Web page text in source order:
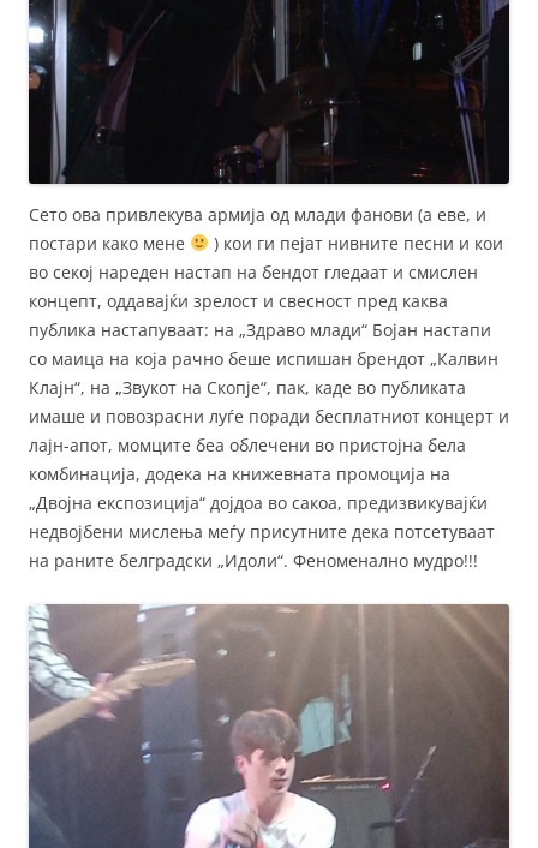
Сето ова привлекува армија од млади фанови (а еве, и
постари како мене
) кои ги пејат нивните песни и кои
во секој нареден настап на бендот гледаат и смислен
концепт, оддавајќи зрелост и свесност пред каква
публика настапуваат: на „Здраво млади“ Бојан настапи
со маица на која рачно беше испишан брендот „Калвин
Клајн“, на „Звукот на Скопје“, пак, каде во публиката
имаше и повозрасни луѓе поради бесплатниот концерт и
лајн-апот, момците беа облечени во пристојна бела
комбинација, додека на книжевната промоција на
„Двојна експозиција“ дојдоа во сакоа, предизвикувајќи
недвојбени мислења меѓу присутните дека потсетуваат
на раните белградски „Идоли“. Феноменално мудро!!!